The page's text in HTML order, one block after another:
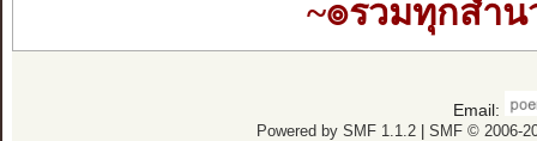
~๏รวมทุกสำ
Email:
Powered by SMF 1.1.2| SMF © 2006-